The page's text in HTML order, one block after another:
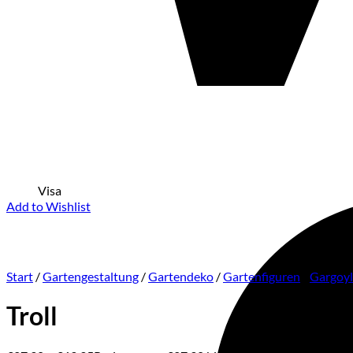
Visa
Add to Wishlist
Start /Gartengestaltung /Gartendeko /Gartenfiguren
Troll